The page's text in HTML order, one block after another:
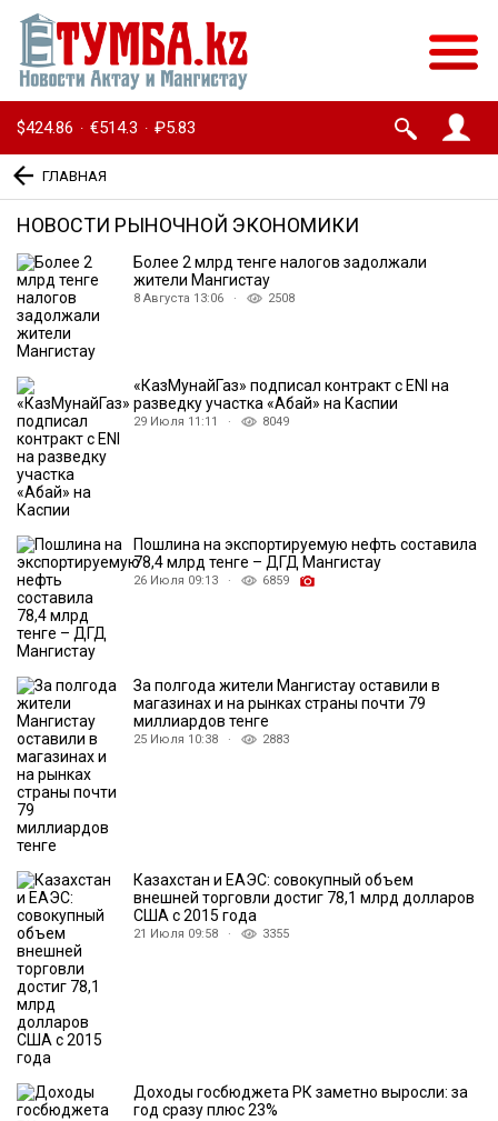
$424.86 · €514.3 · ₽5.83
ГЛАВНАЯ
НОВОСТИ РЫНОЧНОЙ ЭКОНОМИКИ
Более 2 млрд тенге налогов задолжали
жители Мангистау
8 Августа 13:06 · 2508
«КазМунайГаз» подписал контракт с ENI на
разведку участка «Абай» на Каспии
29 Июля 11:11 · 8049
Пошлина на экспортируемую нефть составила
78,4 млрд тенге – ДГД Мангистау
26 Июля 09:13 · 6859
За полгода жители Мангистау оставили в
магазинах и на рынках страны почти 79
миллиардов тенге
25 Июля 10:38 · 2883
Казахстан и ЕАЭС: совокупный объем
внешней торговли достиг 78,1 млрд долларов
США с 2015 года
21 Июля 09:58 · 3355
Доходы госбюджета РК заметно выросли: за
год сразу плюс 23%